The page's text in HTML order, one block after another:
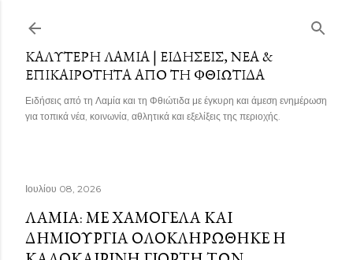
ΚΑΛΎΤΕΡΗ ΛΑΜΊΑ | ΕΙΔΉΣΕΙΣ, ΝΈΑ &
ΕΠΙΚΑΙΡΌΤΗΤΑ ΑΠΌ ΤΗ ΦΘΙΏΤΙΔΑ
Ειδήσεις από τη Λαμία και τη Φθιώτιδα με έγκυρη και άμεση ενημέρωση
για τοπικά νέα, κοινωνία, αθλητικά και εξελίξεις της περιοχής.
Ιουλίου 08, 2026
ΛΑΜΊΑ: ΜΕ ΧΑΜΌΓΕΛΑ ΚΑΙ
ΔΗΜΙΟΥΡΓΊΑ ΟΛΟΚΛΗΡΏΘΗΚΕ Η